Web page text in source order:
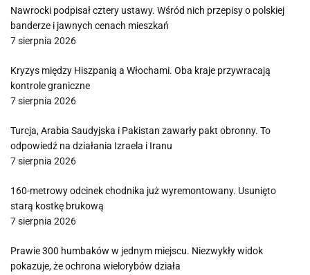
Nawrocki podpisał cztery ustawy. Wśród nich przepisy o polskiej
banderze i jawnych cenach mieszkań
7 sierpnia 2026
Kryzys między Hiszpanią a Włochami. Oba kraje przywracają
kontrole graniczne
7 sierpnia 2026
Turcja, Arabia Saudyjska i Pakistan zawarły pakt obronny. To
odpowiedź na działania Izraela i Iranu
7 sierpnia 2026
160-metrowy odcinek chodnika już wyremontowany. Usunięto
starą kostkę brukową
7 sierpnia 2026
Prawie 300 humbaków w jednym miejscu. Niezwykły widok
pokazuje, że ochrona wielorybów działa